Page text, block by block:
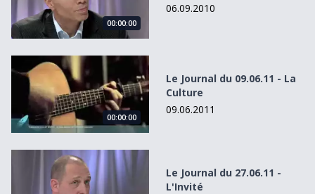
00:00:00
06.09.2010
Le Journal du 09.06.11 - La Culture
00:00:00
Le Journal du 09.06.11 - La
Culture
09.06.2011
Le Journal du 27.06.11 - L&#039;Invité
Le Journal du 27.06.11 -
L'Invité